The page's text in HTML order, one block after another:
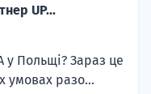
UP...
у Польщі? Зараз це
умовах разо...